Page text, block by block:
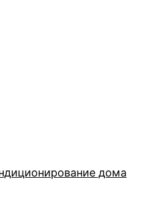
дома